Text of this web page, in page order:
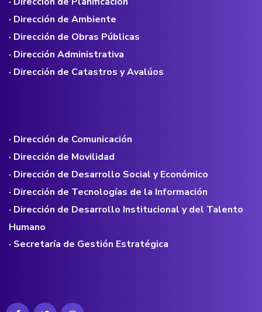
· Dirección de Ambiente
· Dirección de Obras Públicas
· Dirección Administrativa
· Dirección de Catastros y Avalúos
· Dirección de Comunicación
· Dirección de Movilidad
· Dirección de Desarrollo Social y Económico
· Dirección de Tecnologías de la Información
· Dirección de Desarrollo Institucional y del Talento
Humano
· Secretaría de Gestión Estratégica